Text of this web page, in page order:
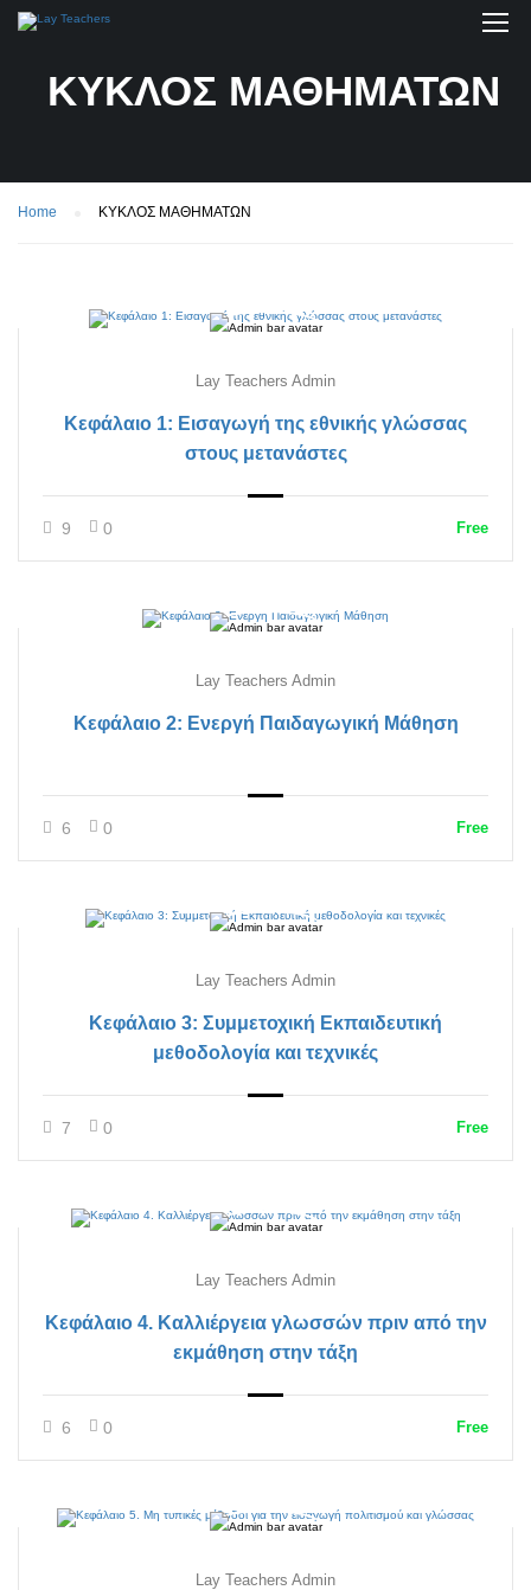
ΚΥΚΛΟΣ ΜΑΘΗΜΑΤΩΝ
Home ΚΥΚΛΟΣ ΜΑΘΗΜΑΤΩΝ
Lay Teachers Admin
Κεφάλαιο 1: Εισαγωγή της εθνικής γλώσσας
στους μετανάστες
9 0 Free
Lay Teachers Admin
Κεφάλαιο 2: Ενεργή Παιδαγωγική Μάθηση
6 0 Free
Lay Teachers Admin
Κεφάλαιο 3: Συμμετοχική Εκπαιδευτική
μεθοδολογία και τεχνικές
7 0 Free
Lay Teachers Admin
Κεφάλαιο 4. Καλλιέργεια γλωσσών πριν από την
εκμάθηση στην τάξη
6 0 Free
Lay Teachers Admin